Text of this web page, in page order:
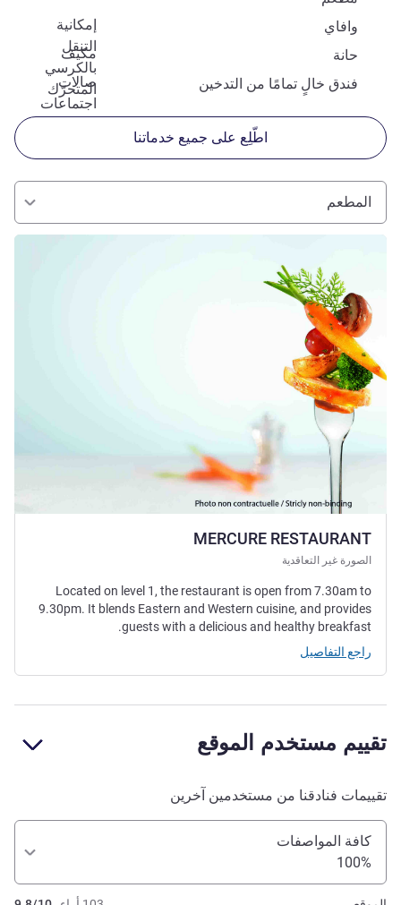
إمكانية
التنقل
بالكرسي
المتحرّك
وافاي
مكيف
حانة
صالات
اجتماعات
فندق خالٍ تمامًا من التدخين
اطّلِع على جميع خدماتنا
المطعم
MERCURE RESTAURANT
الصورة غير التعاقدية
راجع التفاصيل
Located on level 1, the restaurant is open from 7.30am to
9.30pm. It blends Eastern and Western cuisine, and provides
guests with a delicious and healthy breakfast.
راجع التفاصيل
تقييم مستخدم الموقع
تقييمات فنادقنا من مستخدمين آخرين
كافة المواصفات
100%